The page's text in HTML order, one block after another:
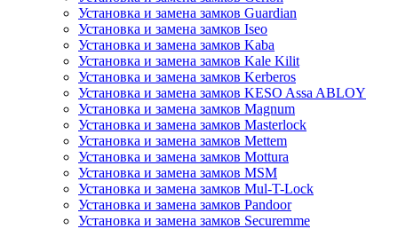
Установка и замена замков Guardian
Установка и замена замков Iseo
Установка и замена замков Kaba
Установка и замена замков Kale Kilit
Установка и замена замков Kerberos
Установка и замена замков KESO Assa ABLOY
Установка и замена замков Magnum
Установка и замена замков Masterlock
Установка и замена замков Mettem
Установка и замена замков Mottura
Установка и замена замков MSM
Установка и замена замков Mul-T-Lock
Установка и замена замков Pandoor
Установка и замена замков Securemme